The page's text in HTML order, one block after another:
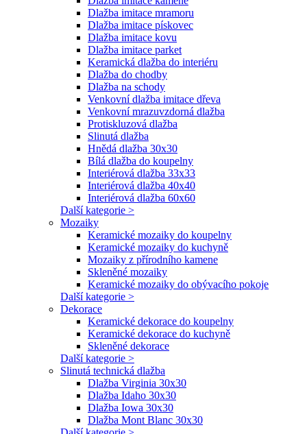
Dlažba imitace mramoru
Dlažba imitace pískovec
Dlažba imitace kovu
Dlažba imitace parket
Keramická dlažba do interiéru
Dlažba do chodby
Dlažba na schody
Venkovní dlažba imitace dřeva
Venkovní mrazuvzdorná dlažba
Protiskluzová dlažba
Slinutá dlažba
Hnědá dlažba 30x30
Bílá dlažba do koupelny
Interiérová dlažba 33x33
Interiérová dlažba 40x40
Interiérová dlažba 60x60
Další kategorie >
Mozaiky
Keramické mozaiky do koupelny
Keramické mozaiky do kuchyně
Mozaiky z přírodního kamene
Skleněné mozaiky
Keramické mozaiky do obývacího pokoje
Další kategorie >
Dekorace
Keramické dekorace do koupelny
Keramické dekorace do kuchyně
Skleněné dekorace
Další kategorie >
Slinutá technická dlažba
Dlažba Virginia 30x30
Dlažba Idaho 30x30
Dlažba Iowa 30x30
Dlažba Mont Blanc 30x30